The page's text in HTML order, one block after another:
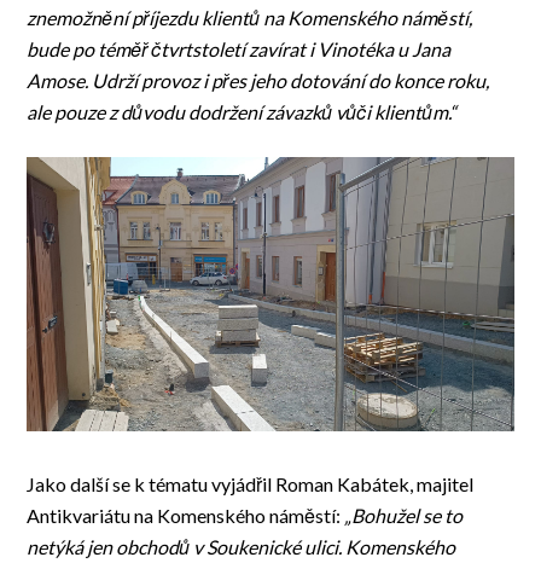
znemožnění příjezdu klientů na Komenského náměstí,
bude po téměř čtvrtstoletí zavírat i Vinotéka u Jana
Amose. Udrží provoz i přes jeho dotování do konce roku,
ale pouze z důvodu dodržení závazků vůči klientům.“
Jako další se k tématu vyjádřil Roman Kabátek, majitel
Antikvariátu na Komenského náměstí: „Bohužel se to
netýká jen obchodů v Soukenické ulici. Komenského